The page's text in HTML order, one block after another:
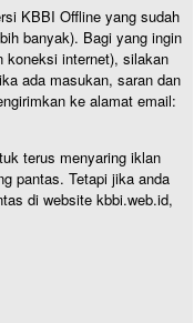
KBBI Offline yang sudah
banyak). Bagi yang ingin
koneksi internet), silakan
ada masukan, saran dan
ke alamat email:
terus menyaring iklan
pantas. Tetapi jika anda
di website kbbi.web.id,